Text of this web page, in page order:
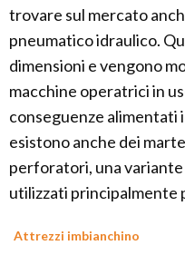
trovare sul mercato
pneumatico idraulico.
dimensioni e vengono
macchine operatrici in
conseguenze alimentati
esistono anche dei
perforatori, una
utilizzati principalmente
Attrezzi imbianchino